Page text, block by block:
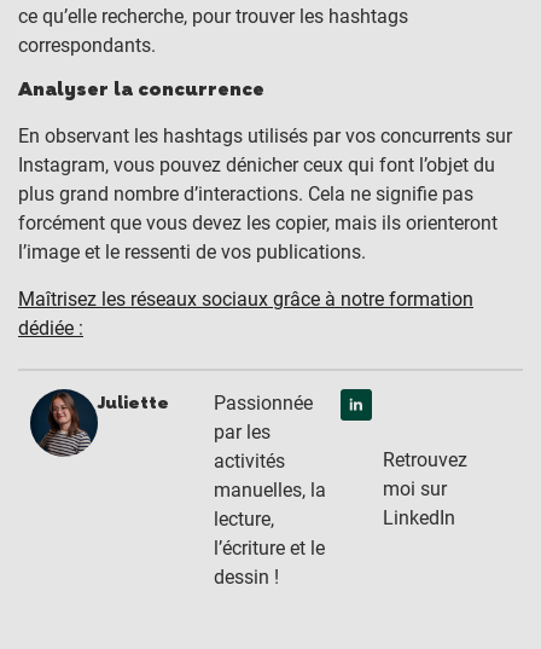
ce qu’elle recherche, pour trouver les hashtags
correspondants.
Analyser la concurrence
En observant les hashtags utilisés par vos concurrents sur
Instagram, vous pouvez dénicher ceux qui font l’objet du
plus grand nombre d’interactions. Cela ne signifie pas
forcément que vous devez les copier, mais ils orienteront
l’image et le ressenti de vos publications.
Maîtrisez les réseaux sociaux grâce à notre formation
dédiée :
Juliette
Passionnée
par les
activités
manuelles, la
lecture,
l’écriture et le
dessin !
Retrouvez
moi sur
LinkedIn